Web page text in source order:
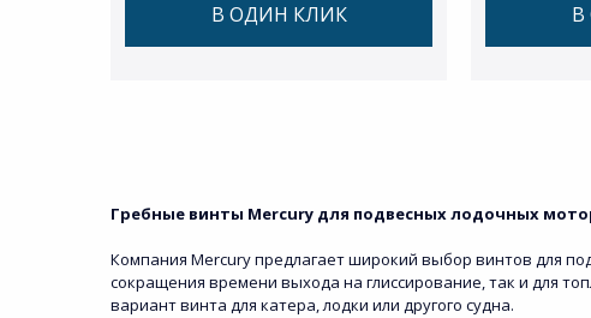
В ОДИН КЛИК В
Гребные винты Mercury для подвесных лодочных
Компания Mercury предлагает широкий выбор винтов для
сокращения времени выхода на глиссирование, так и для
вариант винта для катера, лодки или другого судна.